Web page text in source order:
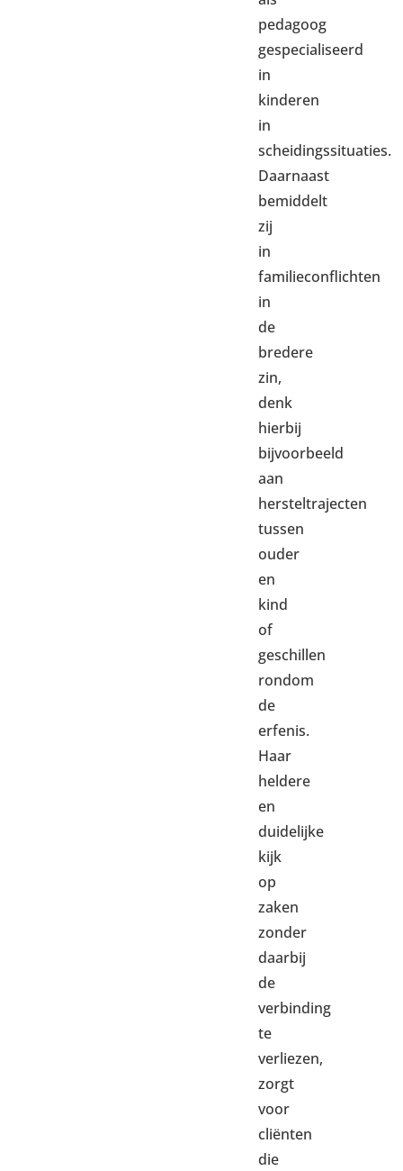
pedagoog
gespecialiseerd
in
kinderen
in
scheidingssituaties.
Daarnaast
bemiddelt
zij
in
familieconflichten
in
de
bredere
zin,
denk
hierbij
bijvoorbeeld
aan
hersteltrajecten
tussen
ouder
en
kind
of
geschillen
rondom
de
erfenis.
Haar
heldere
en
duidelijke
kijk
op
zaken
zonder
daarbij
de
verbinding
te
verliezen,
zorgt
voor
cliënten
die